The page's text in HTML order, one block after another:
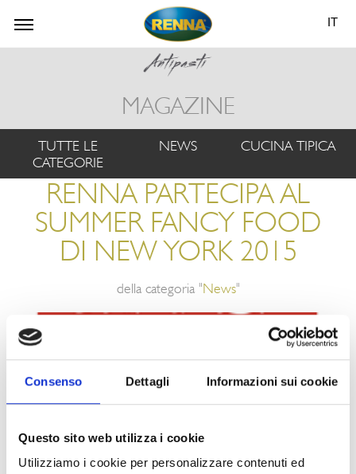
Consenso Dettagli Informazioni sui cookie
Questo sito web utilizza i cookie
Utilizziamo i cookie per personalizzare contenuti ed
IT
MAGAZINE
TUTTE LE
CATEGORIE
NEWS CUCINA TIPICA
RENNA PARTECIPA AL
SUMMER FANCY FOOD
DI NEW YORK 2015
della categoria "News"